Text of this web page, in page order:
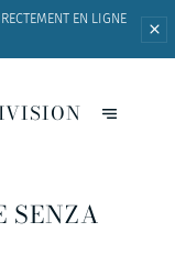
EN LIGNE
SENZA